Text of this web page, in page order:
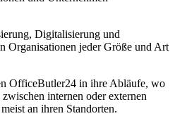
Digitalisierung und
Organisationen jeder Größe und Art
OfficeButler24 in ihre Abläufe, wo
internen oder externen
an ihren Standorten.